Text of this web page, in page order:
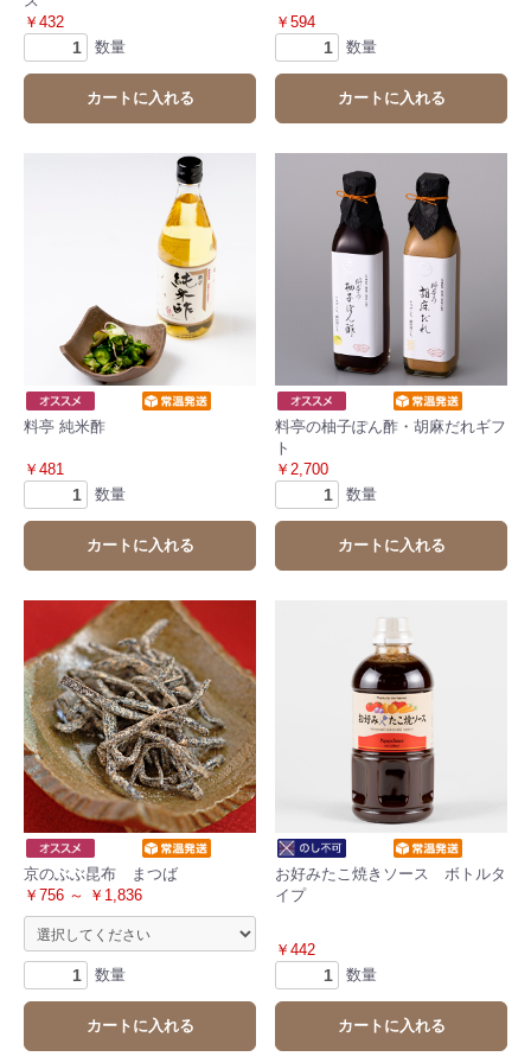
￥432
数量
カートに入れる
￥594
数量
カートに入れる
料亭 純米酢
￥481
数量
カートに入れる
料亭の柚子ぽん酢・胡麻だれギフ
ト
￥2,700
数量
カートに入れる
京のぶぶ昆布 まつば
￥756 ～ ￥1,836
数量
カートに入れる
お好みたこ焼きソース ボトルタ
イプ
￥442
数量
カートに入れる
お買い物を続ける カートへ進む